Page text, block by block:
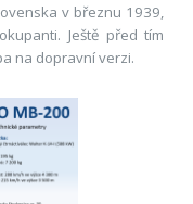
v březnu 1939,
Ještě před tím
na dopravní verzi.